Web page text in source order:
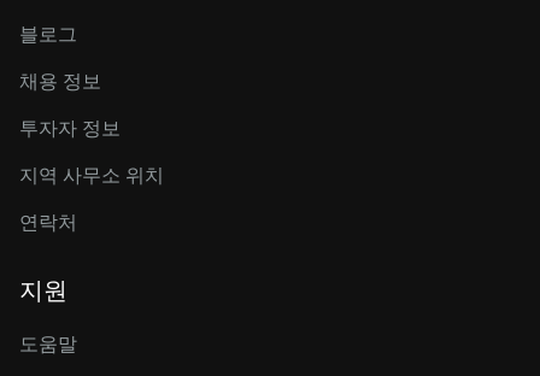
블로그
채용 정보
투자자 정보
지역 사무소 위치
연락처
지원
도움말